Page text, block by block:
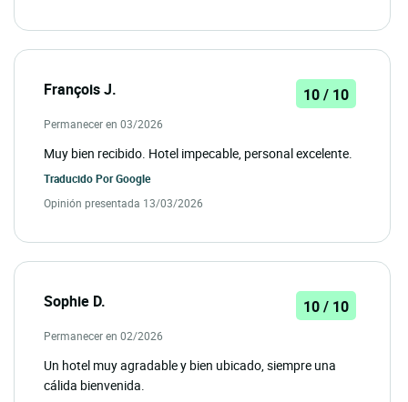
François J. 10 / 10
Permanecer en 03/2026
Muy bien recibido. Hotel impecable, personal excelente.
Traducido PorGoogle
Opinión presentada 13/03/2026
Sophie D. 10 / 10
Permanecer en 02/2026
Un hotel muy agradable y bien ubicado, siempre una
cálida bienvenida.